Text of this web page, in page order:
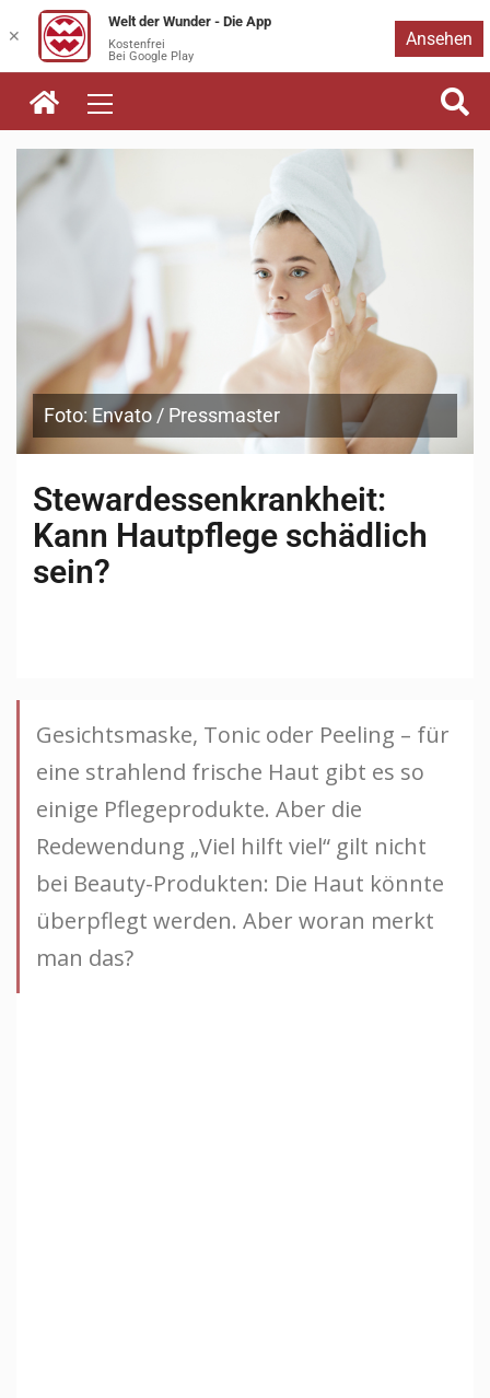
Zum
Inhalt
springen
Foto: Envato / Pressmaster
Stewardessenkrankheit:
Kann Hautpflege schädlich
sein?
Gesichtsmaske, Tonic oder Peeling – für
eine strahlend frische Haut gibt es so
einige Pflegeprodukte. Aber die
Redewendung „Viel hilft viel“ gilt nicht
bei Beauty-Produkten: Die Haut könnte
überpflegt werden. Aber woran merkt
man das?
✕
Welt der Wunder - Die App
Kostenfrei
Bei Google Play
Ansehen